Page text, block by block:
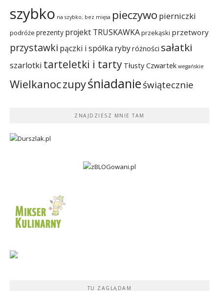
szybko na szybko; bez mięsa pieczywo pierniczki
podróże prezenty projekt TRUSKAWKAprzekąski przetwory
przystawki pączki i spółka rybyróżności sałatki
szarlotki tarteletki i tarty Tłusty Czwartek wegańskie
Wielkanoczupyśniadanieświątecznie
ZNAJDZIESZ MNIE TAM
TU ZAGLĄDAM